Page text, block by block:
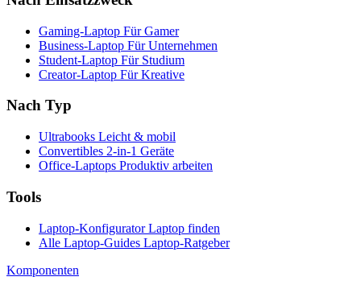
Gaming-Laptop Für Gamer
Business-Laptop Für Unternehmen
Student-Laptop Für Studium
Creator-Laptop Für Kreative
Nach Typ
Ultrabooks Leicht & mobil
Convertibles 2-in-1 Geräte
Office-Laptops Produktiv arbeiten
Tools
Laptop-KonfiguratorLaptop finden
Alle Laptop-Guides Laptop-Ratgeber
Komponenten